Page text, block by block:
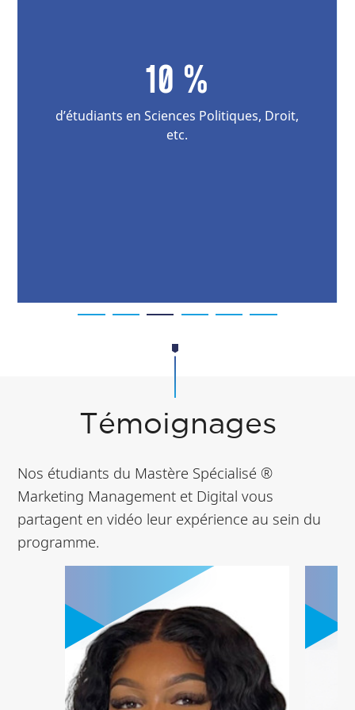
10 %
d’étudiants en Sciences Politiques, Droit,
etc.
Témoignages
Nos étudiants du Mastère Spécialisé ®
Marketing Management et Digital vous
partagent en vidéo leur expérience au sein du
programme.